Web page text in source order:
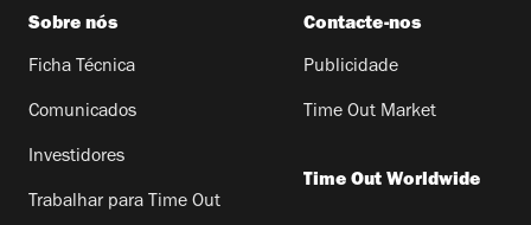
Sobre nós
Ficha Técnica
Comunicados
Investidores
Trabalhar para Time Out
Contacte-nos
Publicidade
Time Out Market
Time Out Worldwide